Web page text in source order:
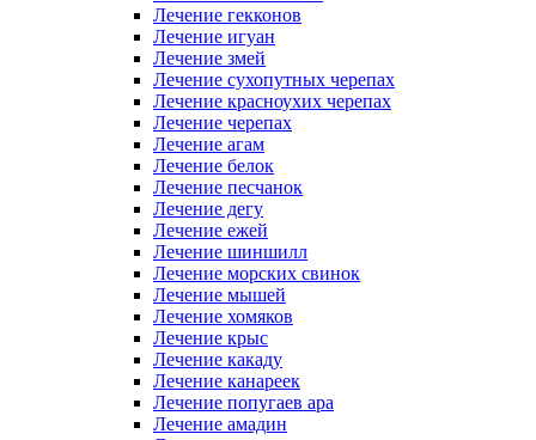
Лечение гекконов
Лечение игуан
Лечение змей
Лечение сухопутных черепах
Лечение красноухих черепах
Лечение черепах
Лечение агам
Лечение белок
Лечение песчанок
Лечение дегу
Лечение ежей
Лечение шиншилл
Лечение морских свинок
Лечение мышей
Лечение хомяков
Лечение крыс
Лечение какаду
Лечение канареек
Лечение попугаев ара
Лечение амадин